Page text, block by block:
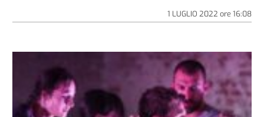
1 LUGLIO 2022 ore 16:08